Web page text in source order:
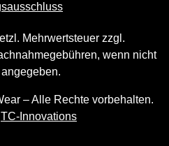
Mehrwertsteuer zzgl.
wenn nicht
– Alle Rechte vorbehalten.
TC-Innovations